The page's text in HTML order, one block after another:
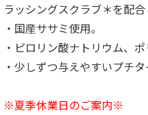
ラッシングスクラブ＊を配
・国産ササミ使用。
・ピロリン酸ナトリウム、ポ
・少しずつ与えやすいプチタ
※夏季休業日のご案内※